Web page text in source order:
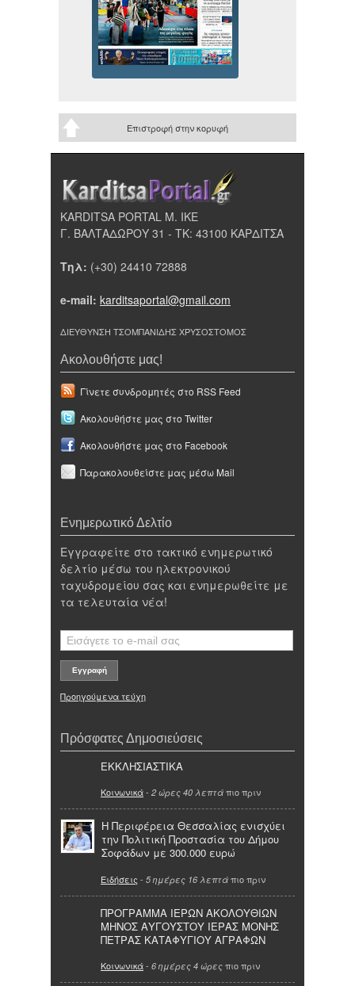
Επιστροφή στην κορυφή
KARDITSA PORTAL Μ. ΙΚΕ
Γ. ΒΑΛΤΑΔΩΡΟΥ 31 - ΤΚ: 43100 ΚΑΡΔΙΤΣΑ
Τηλ: (+30) 24410 72888
e-mail: karditsaportal@gmail.com
ΔΙΕΥΘΥΝΣΗ ΤΣΟΜΠΑΝΙΔΗΣ ΧΡΥΣΟΣΤΟΜΟΣ
Ακολουθήστε μας!
Γίνετε συνδρομητές στο RSS Feed
Ακολουθήστε μας στο Twitter
Ακολουθήστε μας στο Facebook
Παρακολουθείστε μας μέσω Mail
Ενημερωτικό Δελτίο
Εγγραφείτε στο τακτικό ενημερωτικό
δελτίο μέσω του ηλεκτρονικού
ταχυδρομείου σας και ενημερωθείτε με
τα τελευταία νέα!
Προηγούμενα τεύχη
Πρόσφατες Δημοσιεύσεις
ΕΚΚΛΗΣΙΑΣΤΙΚΑ
Κοινωνικά- 2 ώρες 40 λεπτά πιο πριν
Η Περιφέρεια Θεσσαλίας ενισχύει
την Πολιτική Προστασία του Δήμου
Σοφάδων με 300.000 ευρώ
Ειδήσεις - 5 ημέρες 16 λεπτά πιο πριν
ΠΡΟΓΡΑΜΜΑ ΙΕΡΩΝ ΑΚΟΛΟΥΘΙΩΝ
ΜΗΝΟΣ ΑΥΓΟΥΣΤΟΥ ΙΕΡΑΣ ΜΟΝΗΣ
ΠΕΤΡΑΣ ΚΑΤΑΦΥΓΙΟΥ ΑΓΡΑΦΩΝ
Κοινωνικά- 6 ημέρες 4 ώρες πιο πριν